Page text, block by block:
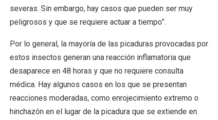
severas. Sin embargo, hay casos que pueden ser muy
peligrosos y que se requiere actuar a tiempo”.
Por lo general, la mayoría de las picaduras provocadas por
estos insectos generan una reacción inflamatoria que
desaparece en 48 horas y que no requiere consulta
médica. Hay algunos casos en los que se presentan
reacciones moderadas, como enrojecimiento extremo o
hinchazón en el lugar de la picadura que se extiende en